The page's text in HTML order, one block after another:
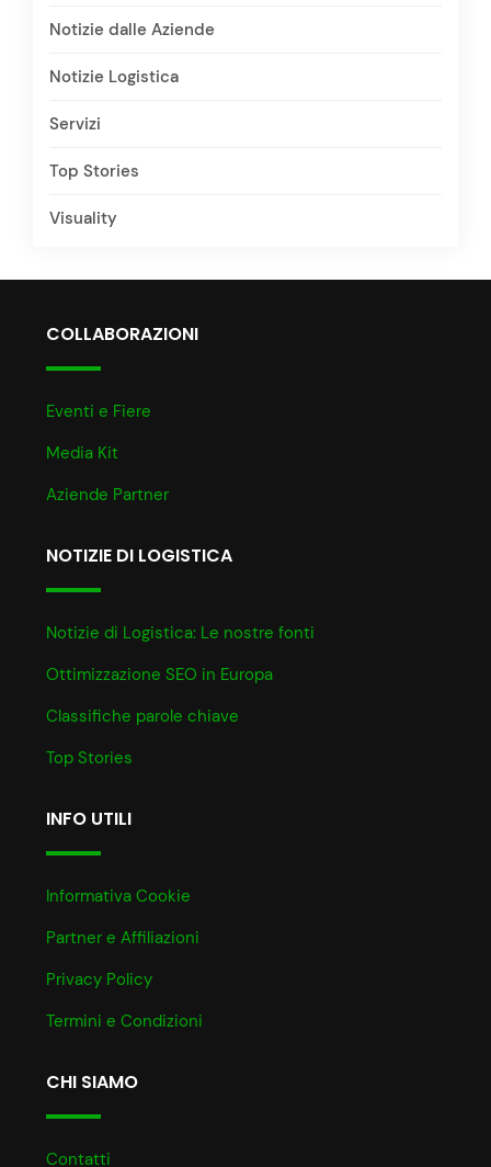
Notizie dalle Aziende
Notizie Logistica
Servizi
Top Stories
Visuality
COLLABORAZIONI
Eventi e Fiere
Media Kit
Aziende Partner
NOTIZIE DI LOGISTICA
Notizie di Logistica: Le nostre fonti
Ottimizzazione SEO in Europa
Classifiche parole chiave
Top Stories
INFO UTILI
Informativa Cookie
Partner e Affiliazioni
Privacy Policy
Termini e Condizioni
CHI SIAMO
Contatti